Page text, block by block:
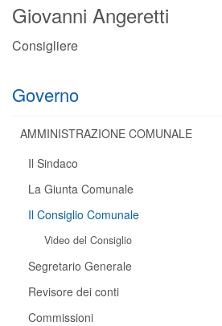
Giovanni Angeretti
Consigliere
Governo
AMMINISTRAZIONE COMUNALE
Il Sindaco
La Giunta Comunale
Il Consiglio Comunale
Video del Consiglio
Segretario Generale
Revisore dei conti
Commissioni